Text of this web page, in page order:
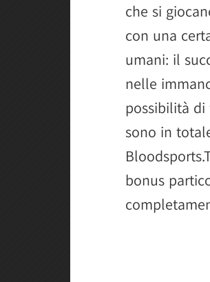
che si
con una
umani: il
nelle
possibilità di
sono in
bonus